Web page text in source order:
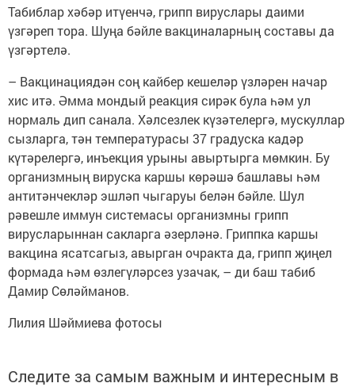
Табиблар хәбәр итүенчә, грипп вируслары даими
үзгәреп тора. Шуңа бәйле вакциналарның составы да
үзгәртелә.
– Вакцинациядән соң кайбер кешеләр үзләрен начар
хис итә. Әмма мондый реакция сирәк була һәм ул
нормаль дип санала. Хәлсезлек күзәтелергә, мускуллар
сызларга, тән температурасы 37 градуска кадәр
күтәрелергә, инъекция урыны авыртырга мөмкин. Бу
организмның вируска каршы көрәшә башлавы һәм
антитәнчекләр эшләп чыгаруы белән бәйле. Шул
рәвешле иммун системасы организмны грипп
вирусларыннан сакларга әзерләнә. Гриппка каршы
вакцина ясатсагыз, авырган очракта да, грипп җиңел
формада һәм өзлегүләрсез узачак, – ди баш табиб
Дамир Сөләйманов.
Лилия Шәймиева фотосы
Следите за самым важным и интересным в